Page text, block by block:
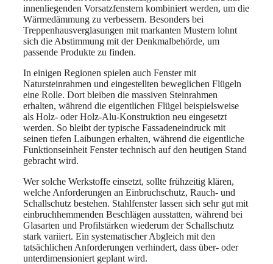
innenliegenden Vorsatzfenstern kombiniert werden, um die
Wärmedämmung zu verbessern. Besonders bei
Treppenhausverglasungen mit markanten Mustern lohnt
sich die Abstimmung mit der Denkmalbehörde, um
passende Produkte zu finden.
In einigen Regionen spielen auch Fenster mit
Natursteinrahmen und eingestellten beweglichen Flügeln
eine Rolle. Dort bleiben die massiven Steinrahmen
erhalten, während die eigentlichen Flügel beispielsweise
als Holz- oder Holz-Alu-Konstruktion neu eingesetzt
werden. So bleibt der typische Fassadeneindruck mit
seinen tiefen Laibungen erhalten, während die eigentliche
Funktionseinheit Fenster technisch auf den heutigen Stand
gebracht wird.
Wer solche Werkstoffe einsetzt, sollte frühzeitig klären,
welche Anforderungen an Einbruchschutz, Rauch- und
Schallschutz bestehen. Stahlfenster lassen sich sehr gut mit
einbruchhemmenden Beschlägen ausstatten, während bei
Glasarten und Profilstärken wiederum der Schallschutz
stark variiert. Ein systematischer Abgleich mit den
tatsächlichen Anforderungen verhindert, dass über- oder
unterdimensioniert geplant wird.